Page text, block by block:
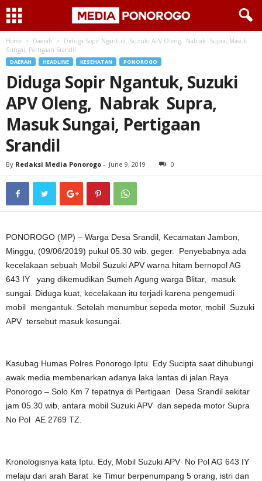
Home Daerah
Diduga Sopir Ngantuk, Suzuki APV Oleng, Nabrak Supra, Masuk
Sungai, Pertigaan Srandil
DAERAH HEADLINE KESEHATAN PONOROGO
Diduga Sopir Ngantuk, Suzuki
APV Oleng, Nabrak Supra,
Masuk Sungai, Pertigaan
Srandil
By Redaksi Media Ponorogo - June 9, 2019 0
PONOROGO (MP) – Warga Desa Srandil, Kecamatan Jambon,
Minggu, (09/06/2019) pukul 05.30 wib. geger. Penyebabnya ada
kecelakaan sebuah Mobil Suzuki APV warna hitam bernopol AG
643 IY yang dikemudikan Sumeh Agung warga Blitar, masuk
sungai. Diduga kuat, kecelakaan itu terjadi karena pengemudi
mobil mengantuk. Setelah menumbur sepeda motor, mobil Suzuki
APV tersebut masuk kesungai.
Kasubag Humas Polres Ponorogo Iptu. Edy Sucipta saat dihubungi
awak media membenarkan adanya laka lantas di jalan Raya
Ponorogo – Solo Km 7 tepatnya di Pertigaan Desa Srandil sekitar
jam 05.30 wib, antara mobil Suzuki APV dan sepeda motor Supra
No Pol AE 2769 TZ.
Kronologisnya kata Iptu. Edy, Mobil Suzuki APV No Pol AG 643 IY
melaju dari arah Barat ke Timur berpenumpang 5 orang, istri dan